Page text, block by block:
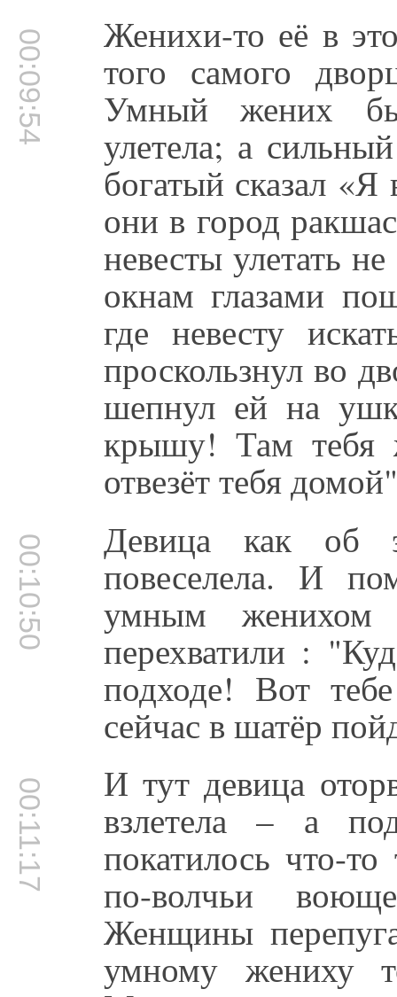
00:09:54 Женихи-то её в
того самого
Умный жених
улетела; а
богатый сказал «Я
они в город
невесты улетать
окнам глазами
где невесту
проскользнул во
шепнул ей на
крышу! Там тебя
отвезёт тебя
00:10:50 Девица как об
повеселела. И
умным
перехватили :
подходе! Вот
сейчас в шатёр
00:11:17 И тут девица
взлетела – а
покатилось что-
по-волчьи
Женщины
умному жениху